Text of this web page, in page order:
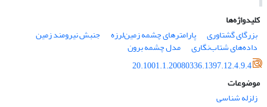
کلیدواژه‌ها
بزرگای گشتاوری
پارامترهای چشمه زمین‌لرزه جنبش نیرومند زمین
داده‌های شتاب‌نگاری
مدل چشمه برون
20.1001.1.20080336.1397.12.4.9.4
موضوعات
زلزله شناسی